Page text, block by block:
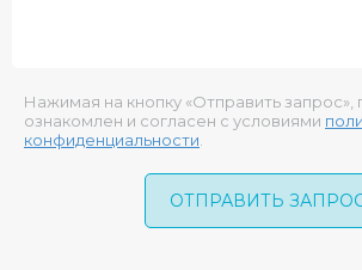
Нажимая на кнопку «Отправить
ознакомлен и согласен с условиями
конфиденциальности